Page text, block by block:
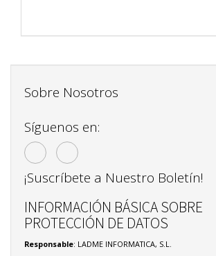
Sobre Nosotros
Síguenos en:
¡Suscríbete a Nuestro Boletín!
INFORMACIÓN BÁSICA SOBRE
PROTECCIÓN DE DATOS
Responsable: LADME INFORMATICA, S.L.